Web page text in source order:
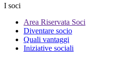
I soci
Area Riservata Soci
Diventare socio
Quali vantaggi
Iniziative sociali